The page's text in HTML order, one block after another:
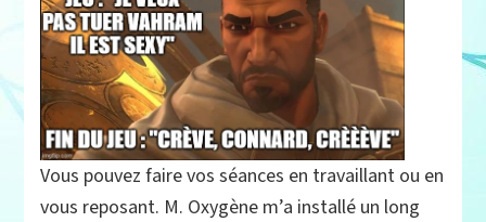
Vous pouvez faire vos séances en travaillant ou en
vous reposant. M. Oxygène m’a installé un long